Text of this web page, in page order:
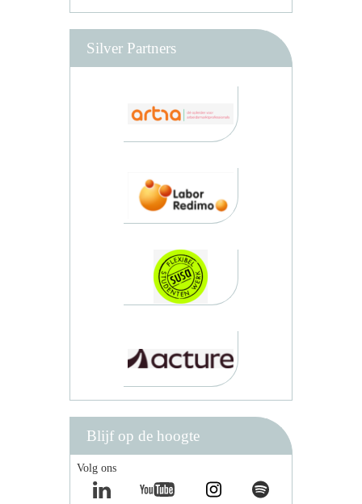
Silver Partners
Blijf op de hoogte
Volg ons